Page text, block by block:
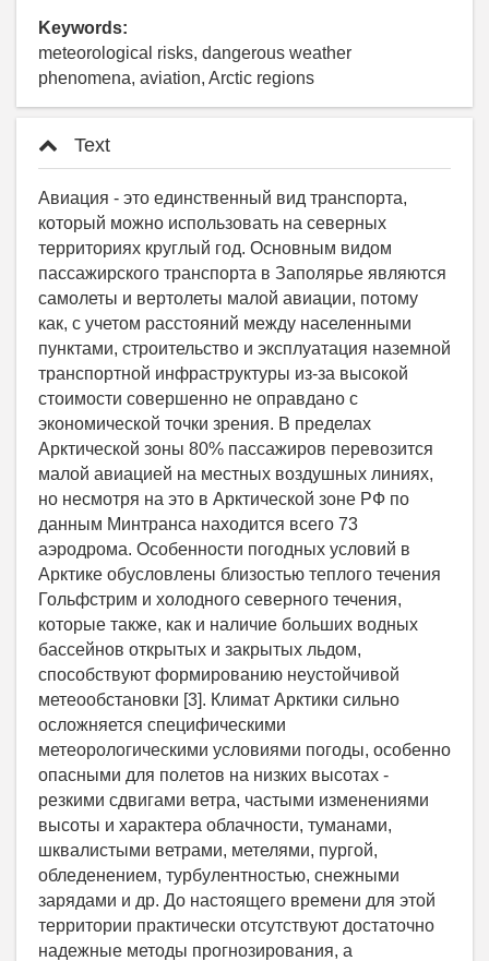
Keywords:
meteorological risks, dangerous weather
phenomena, aviation, Arctic regions
Text
Авиация - это единственный вид транспорта,
который можно использовать на северных
территориях круглый год. Основным видом
пассажирского транспорта в Заполярье являются
самолеты и вертолеты малой авиации, потому
как, с учетом расстояний между населенными
пунктами, строительство и эксплуатация наземной
транспортной инфраструктуры из-за высокой
стоимости совершенно не оправдано с
экономической точки зрения. В пределах
Арктической зоны 80% пассажиров перевозится
малой авиацией на местных воздушных линиях,
но несмотря на это в Арктической зоне РФ по
данным Минтранса находится всего 73
аэродрома. Особенности погодных условий в
Арктике обусловлены близостью теплого течения
Гольфстрим и холодного северного течения,
которые также, как и наличие больших водных
бассейнов открытых и закрытых льдом,
способствуют формированию неустойчивой
метеообстановки [3]. Климат Арктики сильно
осложняется специфическими
метеорологическими условиями погоды, особенно
опасными для полетов на низких высотах -
резкими сдвигами ветра, частыми изменениями
высоты и характера облачности, туманами,
шквалистыми ветрами, метелями, пургой,
обледенением, турбулентностью, снежными
зарядами и др. До настоящего времени для этой
территории практически отсутствуют достаточно
надежные методы прогнозирования, а